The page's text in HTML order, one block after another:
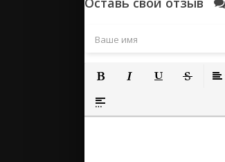
Вставка спойлера